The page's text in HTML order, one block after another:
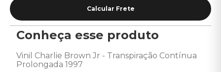
Conheça esse produto
Vinil Charlie Brown Jr - Transpiração Contínua
Prolongada 1997